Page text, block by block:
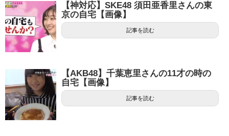
【神対応】SKE48 須田亜香里さんの東
京の自宅【画像】
記事を読む
【AKB48】千葉恵里さんの11才の時の
自宅【画像】
記事を読む